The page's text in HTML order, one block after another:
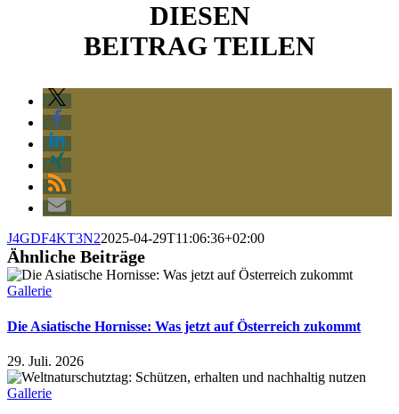
DIESEN
BEITRAG TEILEN
J4GDF4KT3N22025-04-29T11:06:36+02:00
Ähnliche Beiträge
Gallerie
Die Asiatische Hornisse: Was jetzt auf Österreich zukommt
29. Juli. 2026
Gallerie